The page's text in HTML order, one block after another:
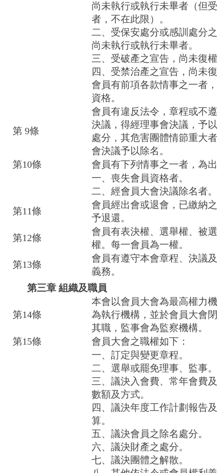
尚未執行或執行未畢者（但
者，不在此限）。
二、受保安處分或感訓處分
尚未執行或執行未畢者。
三、受破產之宣告，尚未復
四、受禁治產之宣告，尚未
會員有前項各款情事之一者
資格。
第 9條
會員有違反法令，章程或不
決議，得經理事會決議，予
處分，其危害團體情節重大
會決議予以除名。
第10條
會員有下列情事之一者，為
一、喪失會員資格者。
二、經會員大會決議除名者。
第11條
會員經出會或退會，已繳納
予退還。
第12條
會員有表決權、選舉權、被
權。每一會員為一權。
第13條
會員有遵守本會章程、決議
義務。
第三章 組織及職員
第14條
本會以會員大會為最高權力
為執行機構，並於會員大會
其職，監事會為監察機構。
第15條
會員大會之職權如下：
一、訂定與變更章程。
二、選舉或罷免理事、監事。
三、議決入會費、常年會費
數額及方式。
四、議決年度工作計劃報告
算。
五、議決會員之除名處分。
六、議決財產之處分。
七、議決團體之解散。